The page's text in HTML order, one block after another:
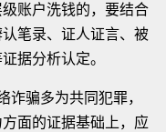
账户洗钱的，要结合
笔录、证人证言、被
据分析认定。
诈骗多为共同犯罪，
面的证据基础上，应